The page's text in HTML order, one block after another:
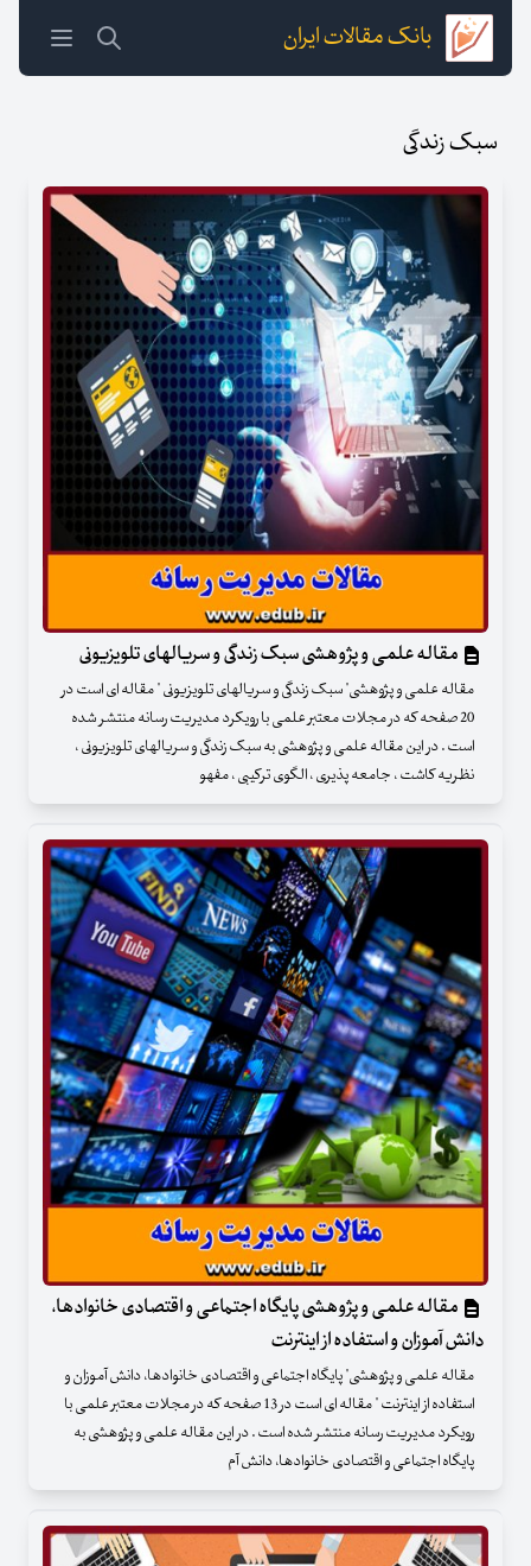
بانک مقالات ایران
سبک زندگی
مقاله علمی و پژوهشی سبک زندگی و سریالهای تلویزیونی
مقاله علمی و پژوهشی" سبک زندگی و سریالهای تلویزیونی " مقاله ای است در
20 صفحه که در مجلات معتبر علمی با رویکرد مدیریت رسانه منتشر شده
است . در این مقاله علمی و پژوهشی به سبک زندگی و سریالهای تلویزیونی ،
نظریه کاشت ، جامعه پذیری ، الگوی ترکیبی ، مفهو
مقاله علمی و پژوهشی پایگاه اجتماعی و اقتصادی خانوادها،
دانش آموزان و استفاده از اینترنت
مقاله علمی و پژوهشی" پایگاه اجتماعی و اقتصادی خانوادها، دانش آموزان و
استفاده از اینترنت " مقاله ای است در 13 صفحه که در مجلات معتبر علمی با
رویکرد مدیریت رسانه منتشر شده است . در این مقاله علمی و پژوهشی به
پایگاه اجتماعی و اقتصادی خانوادها، دانش آم